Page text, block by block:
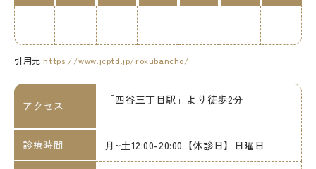
引用元:https://www.jcptd.jp/rokubancho/
アクセス 「四谷三丁目駅」より徒歩2分
診療時間 月~土12:00-20:00【休診日】日曜日